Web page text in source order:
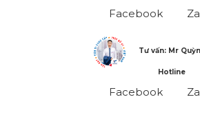
Facebook
Tư vấn: Mr
Hotline
Facebook